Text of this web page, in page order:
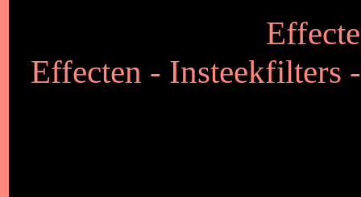
Effecten - Insteekfilters